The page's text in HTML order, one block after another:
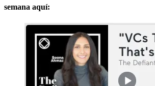
semana aquí: